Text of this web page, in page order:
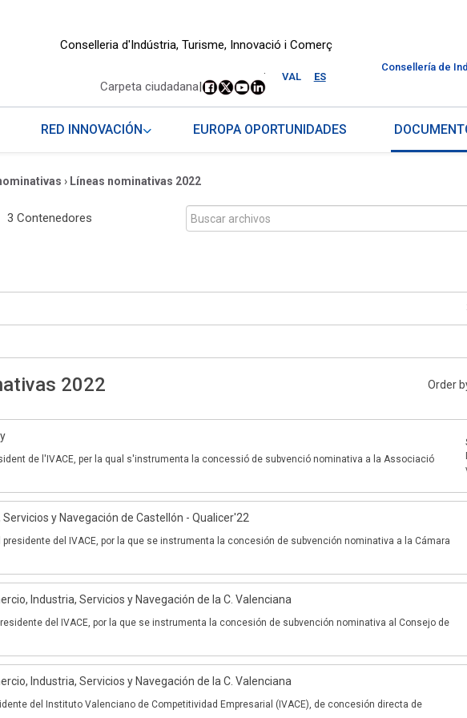
Conselleria d'Indústria, Turisme, Innovació i Comerç
VAL ES
.
Carpeta ciudadana|
Consellería de
RED INNOVACIÓN EUROPA OPORTUNIDADES
› Líneas nominativas 2022
3 Contenedores
2022 Order
de l'IVACE, per la qual s'instrumenta la concessió de subvenció nominativa a la Associació
y Navegación de Castellón - Qualicer'22
presidente del IVACE, por la que se instrumenta la concesión de subvención nominativa a la Cámara
Industria, Servicios y Navegación de la C. Valenciana
del IVACE, por la que se instrumenta la concesión de subvención nominativa al Consejo de
Industria, Servicios y Navegación de la C. Valenciana
del Instituto Valenciano de Competitividad Empresarial (IVACE), de concesión directa de